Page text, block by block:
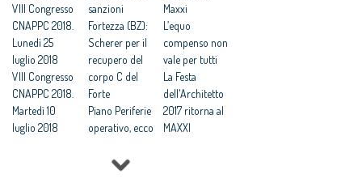
Freyrie: «Una
vittoria degli
architetti»
Efficienza
energetica,
accordo Cna-
Enel per la
formazione
rispetto alla
domanda’
recuperi
edilizi»
VIII Congresso
CNAPPC 2018.
Lunedì 25
luglio 2018
VIII Congresso
CNAPPC 2018.
Martedì 10
luglio 2018
sanzioni
Fortezza (BZ):
Scherer per il
recupero del
corpo C del
Forte
Piano Periferie
operativo, ecco
finanziati
Maxxi
L’equo
compenso non
vale per tutti
La Festa
dell'Architetto
2017 ritorna al
MAXXI